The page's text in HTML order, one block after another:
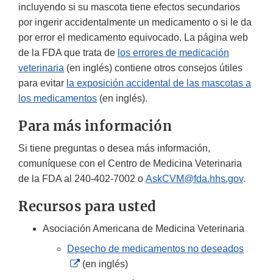
incluyendo si su mascota tiene efectos secundarios
por ingerir accidentalmente un medicamento o si le da
por error el medicamento equivocado. La página web
de la FDA que trata de los errores de medicación
veterinaria (en inglés) contiene otros consejos útiles
para evitar la exposición accidental de las mascotas a
los medicamentos (en inglés).
Para más información
Si tiene preguntas o desea más información,
comuníquese con el Centro de Medicina Veterinaria
de la FDA al 240-402-7002 o AskCVM@fda.hhs.gov.
Recursos para usted
Asociación Americana de Medicina Veterinaria
Desecho de medicamentos no deseados
External
(en inglés)